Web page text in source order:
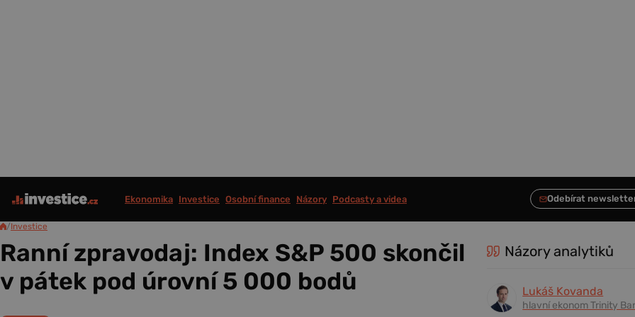
Ekonomika Investice Osobní finance Názory Podcasty a videa
/Investice
Ranní zpravodaj: Index S&P 500 skončil
v pátek pod úrovní 5 000 bodů
Názory analytiků
Lukáš Kovanda
hlavní ekonom Trinity